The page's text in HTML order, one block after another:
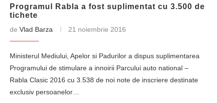
Programul Rabla a fost suplimentat cu 3.500 de
tichete
de Vlad Barza 21 noiembrie 2016
Ministerul Mediului, Apelor si Padurilor a dispus suplimentarea
Programului de stimulare a innoirii Parcului auto national –
Rabla Clasic 2016 cu 3.538 de noi note de inscriere destinate
exclusiv persoanelor…